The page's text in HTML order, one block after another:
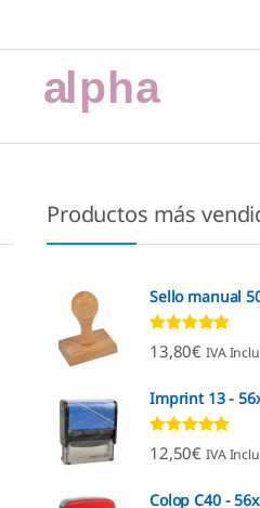
Productos más
Sello manual
Valorado con
4.80de 5
13,80€ IVA
Imprint 13 -
Valorado con
4.96de 5
12,50€ IVA
Colop C40 -